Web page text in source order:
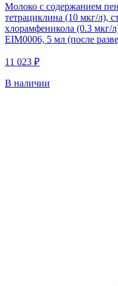
Молоко с содержанием
тетрациклина (10 мкг/л),
хлорамфеникола (0.3 мкг/
EIM0006, 5 мл (после
11 023 ₽
В наличии